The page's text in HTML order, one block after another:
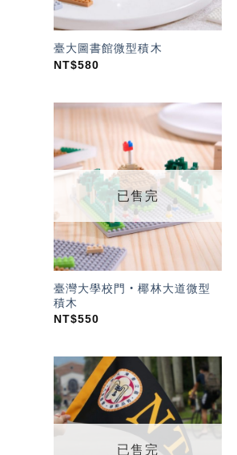
臺大圖書館微型積木
NT$580
加入
「願
望輕
已售完
臺灣大學校門‧椰林大道微型
積木
NT$550
加入
「願
望輕
已售完